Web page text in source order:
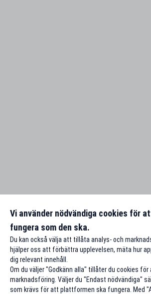
Vi använder nödvändiga cookies för
fungera som den ska.
Du kan också välja att tillåta analys- och
hjälper oss att förbättra upplevelsen, mäta hur
dig relevant innehåll.
Om du väljer "Godkänn alla" tillåter du cookies för
marknadsföring. Väljer du "Endast nödvändiga"
som krävs för att plattformen ska fungera. Med